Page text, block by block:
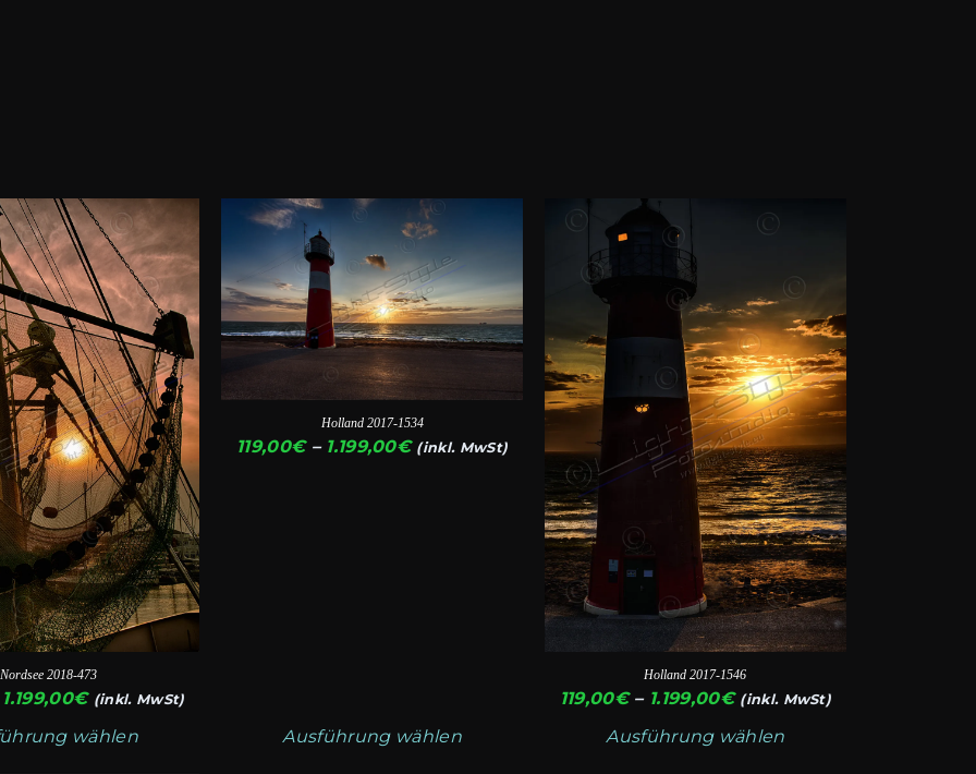
Nordsee 2018-473
1.199,00€Preisspanne:
bis
(inkl. MwSt)
wählen
Holland 2017-1534
119,00€ – 1.199,00€Preisspanne:
(inkl. MwSt)
Ausführung wählen
Dieses
Produkt
weist
mehrere
Varianten
Die
können
Holland 2017-1546
119,00€ – 1.199,00€Preisspanne:
bis
(inkl. MwSt)
Ausführung wählen
Dieses
Produkt
weist
mehrere
Varianten
auf.
Die
Optionen
können
auf
der
Produktseite
gewählt
werden